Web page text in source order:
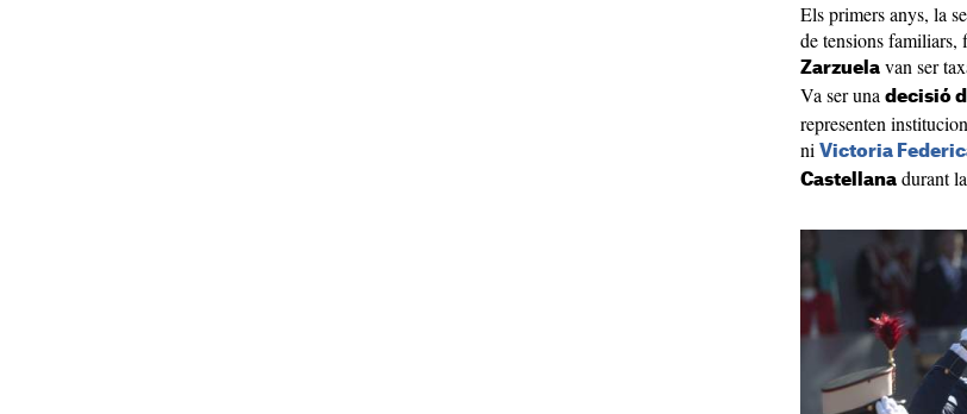
Els primers anys, la
de tensions familiars,
Zarzuela van ser
Va ser una decisió
representen
ni Victoria
Castellana durant